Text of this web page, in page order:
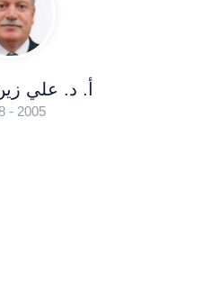
أ. د. علي
2005 - 2008